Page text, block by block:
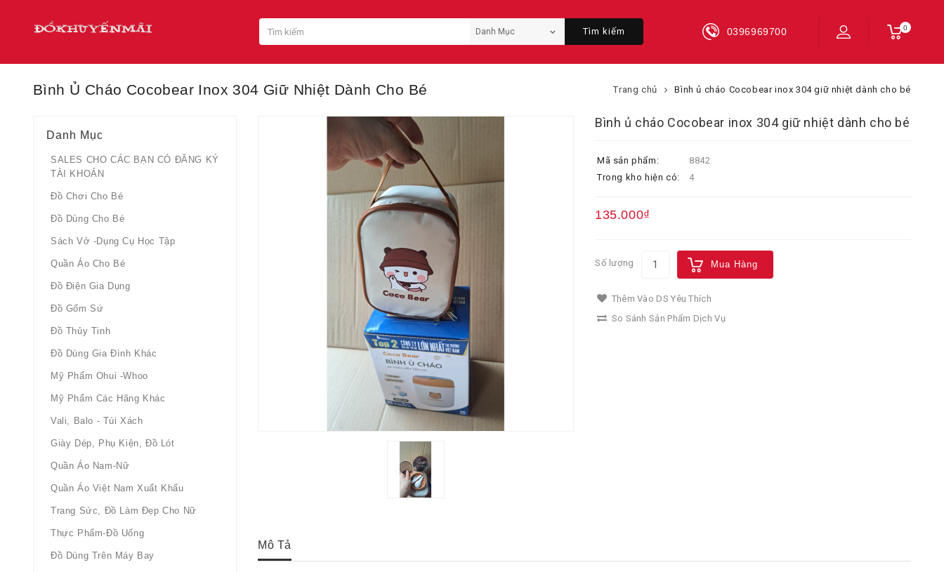
0
0396969700
Tìm kiếm
Bình Ủ Cháo Cocobear Inox 304 Giữ Nhiệt Dành Cho Bé Trang chủ Bình ủ cháo Cocobear inox 304 giữ nhiệt dành cho bé
Danh Mục
SALES CHO CÁC BẠN CÓ ĐĂNG KÝ
TÀI KHOẢN
Đồ Chơi Cho Bé
Đồ Dùng Cho Bé
Sách Vở -dụng Cụ Học Tập
Quần Áo Cho Bé
Đồ Điện Gia Dụng
Đồ Gốm Sứ
Đồ Thủy Tinh
Đồ Dùng Gia Đình Khác
Mỹ Phẩm Ohui -whoo
Mỹ Phẩm Các Hãng Khác
Vali, Balo - Túi Xách
Giày Dép, Phụ Kiện, Đồ Lót
Quần Áo Nam-Nữ
Quần Áo Việt Nam Xuất Khẩu
Trang Sức, Đồ Làm Đẹp Cho Nữ
Thực Phẩm-Đồ Uống
Đồ Dùng Trên Máy Bay
Bình ủ cháo Cocobear inox 304 giữ nhiệt dành cho bé
Mã sản phẩm:
8842
Trong kho hiện có:
4
135.000₫
Số lượng Mua Hàng
Thêm Vào DS Yêu Thích
So Sánh Sản Phẩm Dịch Vụ
Mô Tả